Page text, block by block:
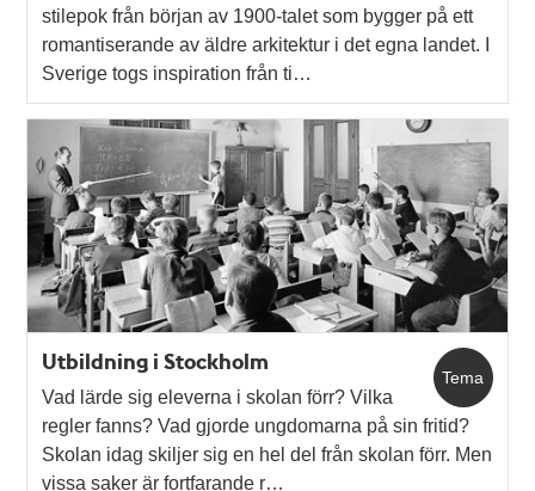
stilepok från början av 1900-talet som bygger på ett
romantiserande av äldre arkitektur i det egna landet. I
Sverige togs inspiration från ti…
Tema
Utbildning i Stockholm
Vad lärde sig eleverna i skolan förr? Vilka
regler fanns? Vad gjorde ungdomarna på sin fritid?
Skolan idag skiljer sig en hel del från skolan förr. Men
vissa saker är fortfarande r…